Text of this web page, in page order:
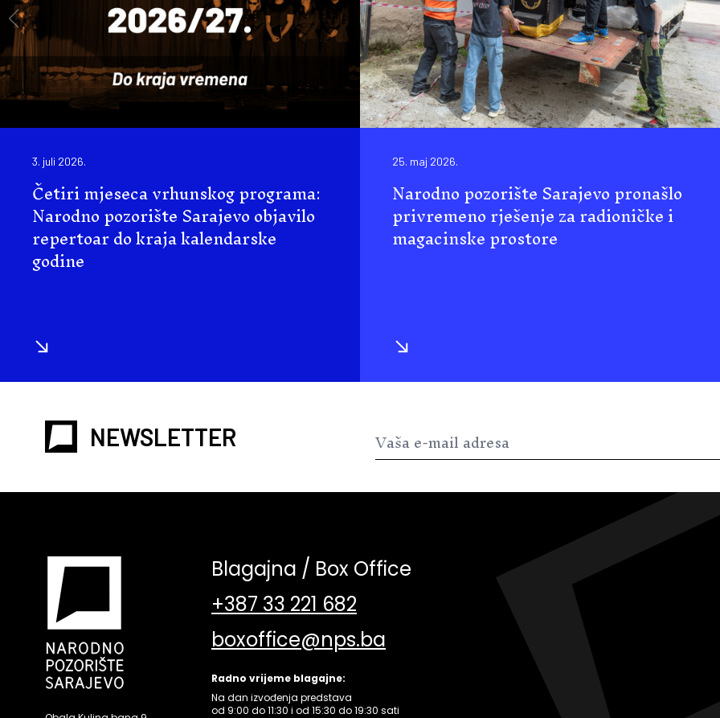
3. juli 2026.
Četiri mjeseca vrhunskog programa:
Narodno pozorište Sarajevo objavilo
repertoar do kraja kalendarske
godine
25. maj 2026.
Narodno pozorište Sarajevo pronašlo
privremeno rješenje za radioničke i
magacinske prostore
NEWSLETTER
Blagajna / Box Office
+387 33 221 682
boxoffice@nps.ba
Radno vrijeme blagajne:
Na dan izvođenja predstava
od 9:00 do 11:30 i od 15:30 do 19:30 sati